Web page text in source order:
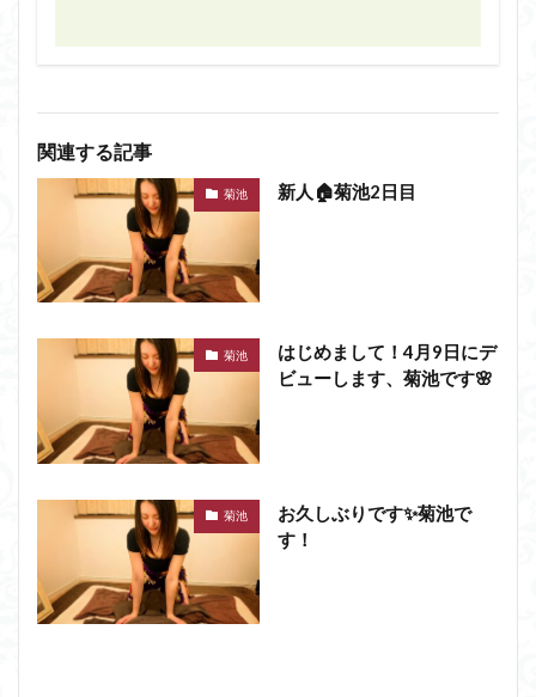
関連する記事
菊池 新人🏠菊池2日目
菊池
はじめまして！4月9日にデ
ビューします、菊池です🌸
菊池
お久しぶりです✨菊池で
す！